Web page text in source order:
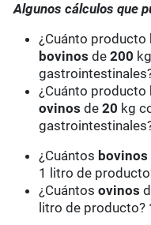
Algunos cálculos que
¿Cuánto
bovinos de200
¿Cuánto
ovinos de20 kg
¿Cuántos bovinos
1 litro de
¿Cuántosovinos
litro de producto?